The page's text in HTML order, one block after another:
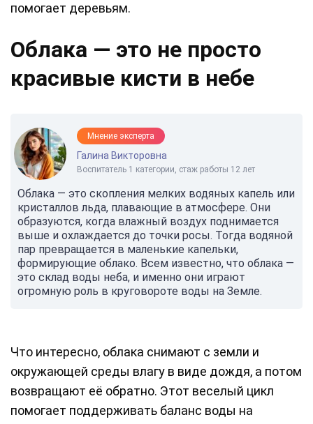
помогает деревьям.
Облака — это не просто
красивые кисти в небе
Мнение эксперта
Галина Викторовна
Воспитатель 1 категории, стаж работы 12 лет
Облака — это скопления мелких водяных капель или
кристаллов льда, плавающие в атмосфере. Они
образуются, когда влажный воздух поднимается
выше и охлаждается до точки росы. Тогда водяной
пар превращается в маленькие капельки,
формирующие облако. Всем известно, что облака —
это склад воды неба, и именно они играют
огромную роль в круговороте воды на Земле.
Что интересно, облака снимают с земли и
окружающей среды влагу в виде дождя, а потом
возвращают её обратно. Этот веселый цикл
помогает поддерживать баланс воды на